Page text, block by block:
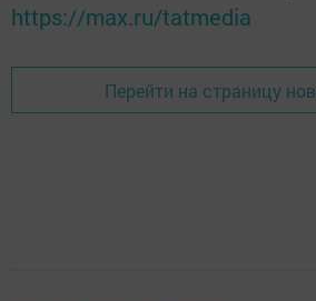
https://max.ru/tatmedia
Перейти на страницу